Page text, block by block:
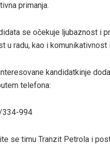
primanja.
se očekuje ljubaznost i
u radu, kao i
kandidatkinje
telefona:
994
se timu Tranzit Petrola i